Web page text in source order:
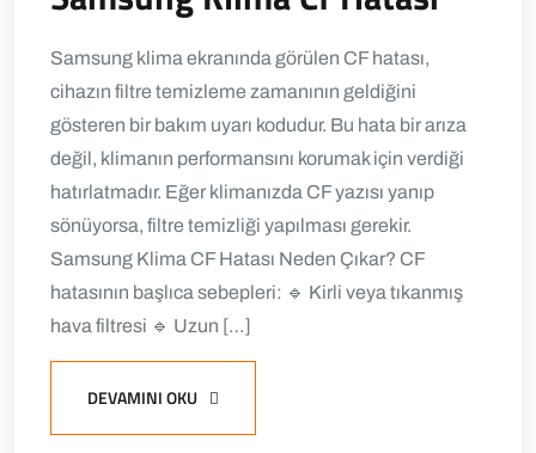
Samsung klima ekranında görülen CF hatası,
cihazın filtre temizleme zamanının geldiğini
gösteren bir bakım uyarı kodudur. Bu hata bir arıza
değil, klimanın performansını korumak için verdiği
hatırlatmadır. Eğer klimanızda CF yazısı yanıp
sönüyorsa, filtre temizliği yapılması gerekir.
Samsung Klima CF Hatası Neden Çıkar? CF
hatasının başlıca sebepleri: 🔹 Kirli veya tıkanmış
hava filtresi 🔹 Uzun […]
DEVAMINI OKU